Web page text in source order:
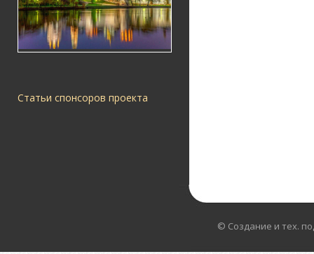
Статьи спонсоров проекта
© Создание и тех.